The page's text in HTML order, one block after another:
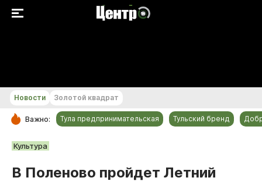
РУБРИКИ
Новости Золотой квадрат
Важно: Тула предпринимательская Тульский бренд
Культура
В Поленово пройдет Летний